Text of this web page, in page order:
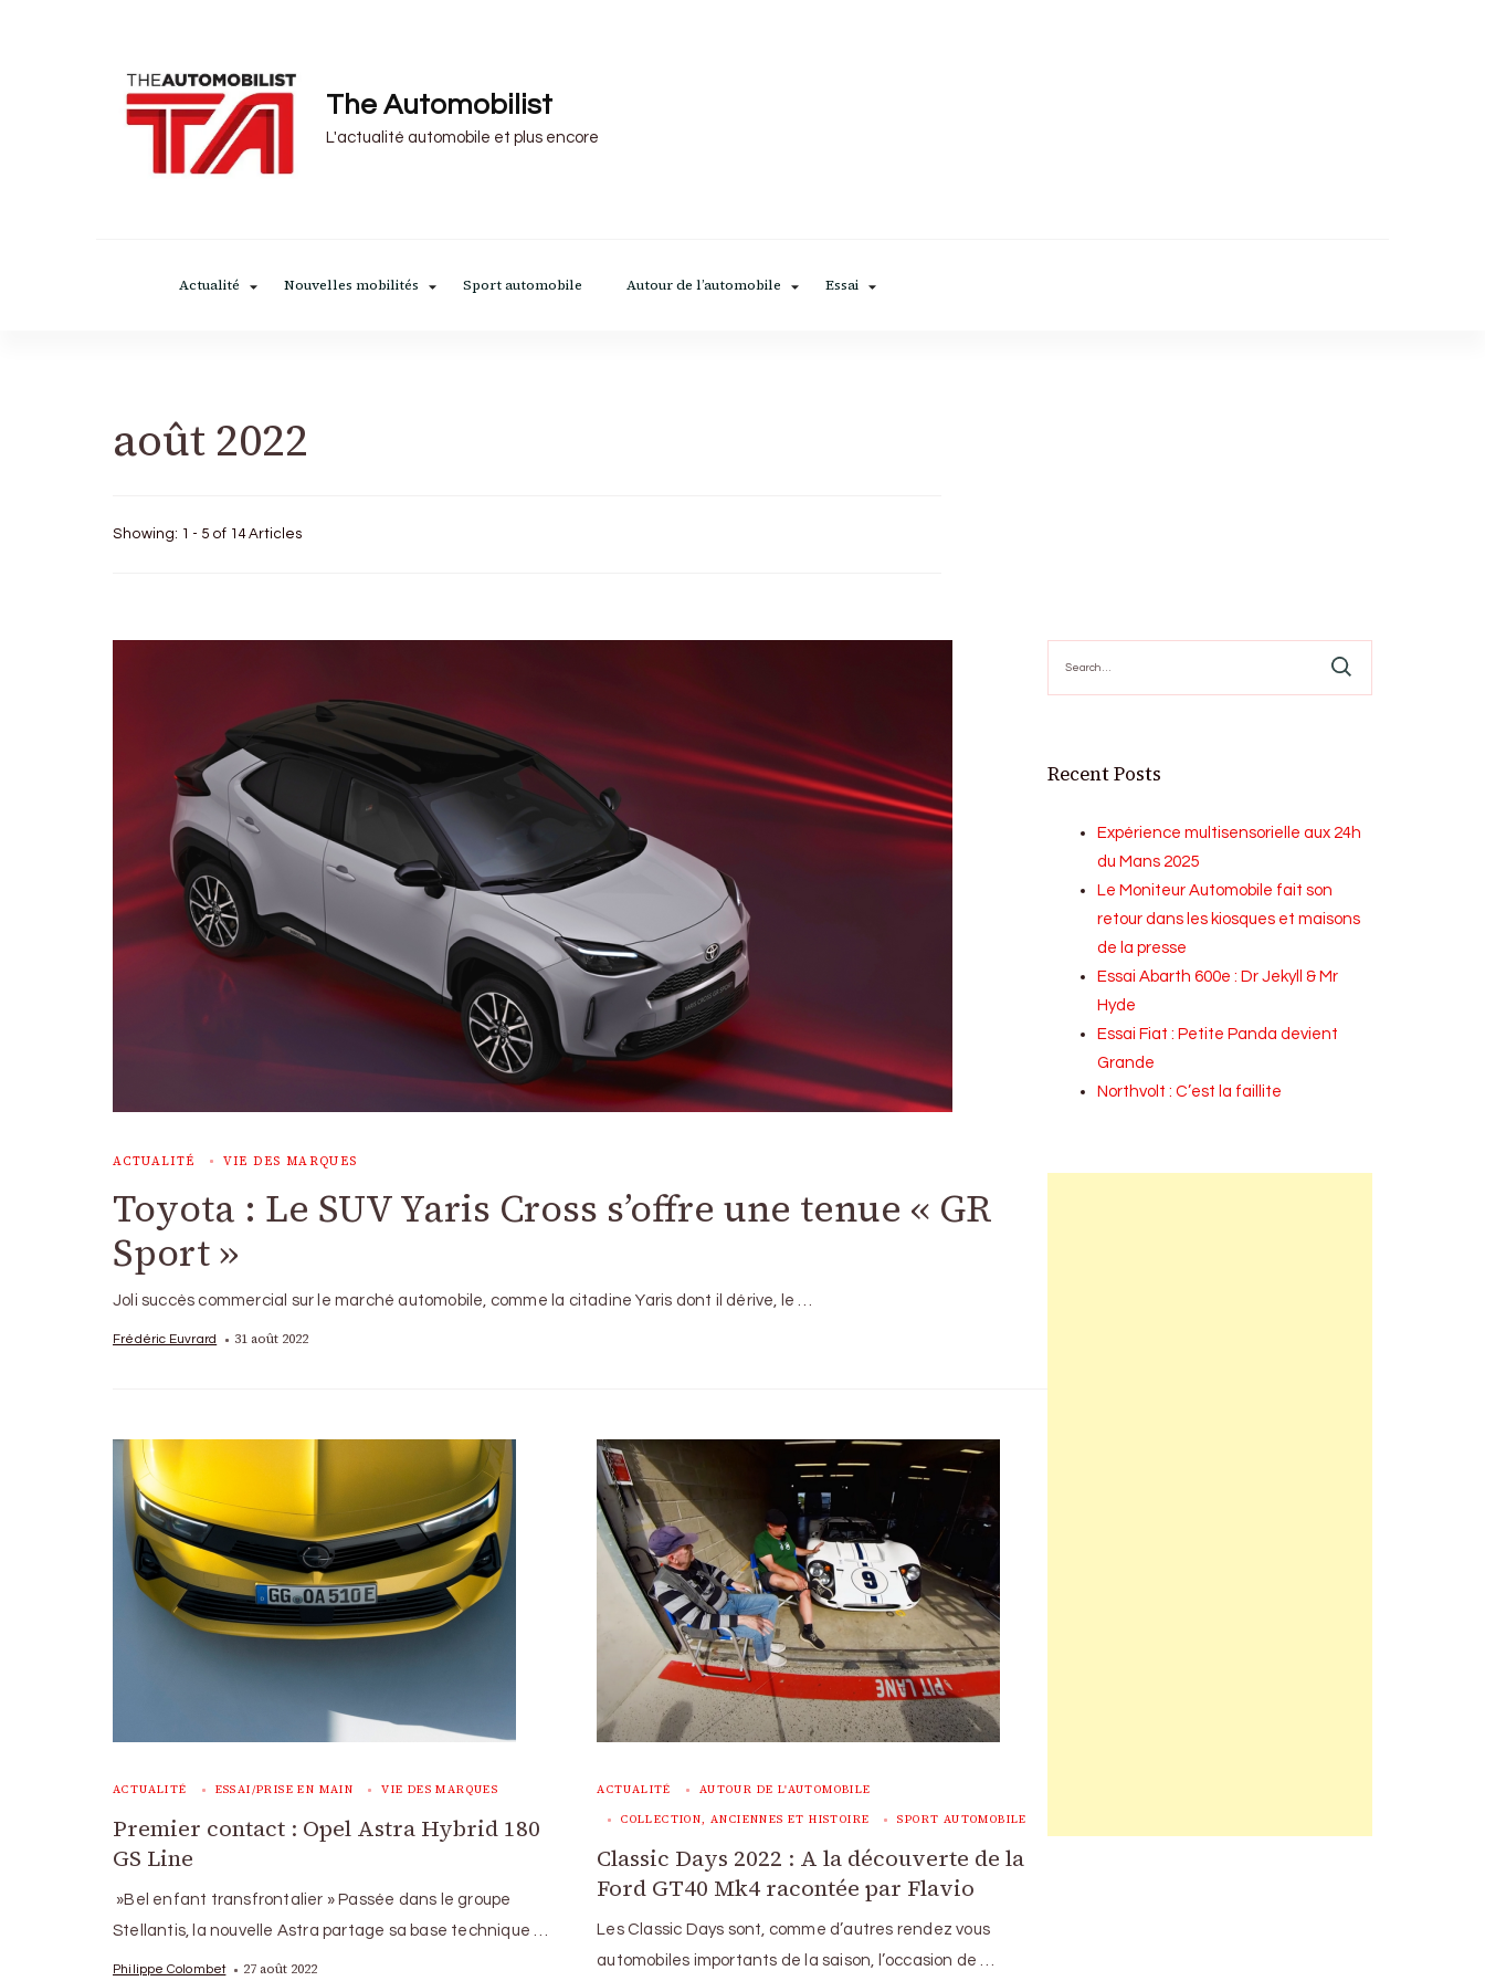
The Automobilist
L'actualité automobile et plus encore
Actualité Nouvelles mobilités Sport automobile Autour de l’automobile Essai
août 2022
Showing: 1 - 5 of 14 Articles
ACTUALITÉ VIE DES MARQUES
Toyota : Le SUV Yaris Cross s’offre une tenue « GR
Sport »
Joli succès commercial sur le marché automobile, comme la citadine Yaris dont il dérive, le …
Frédéric Euvrard 31 août 2022
ACTUALITÉ ESSAI/PRISE EN MAIN VIE DES MARQUES
Premier contact : Opel Astra Hybrid 180
GS Line
»Bel enfant transfrontalier » Passée dans le groupe
Stellantis, la nouvelle Astra partage sa base technique …
Philippe Colombet 27 août 2022
ACTUALITÉ AUTOUR DE L'AUTOMOBILE
COLLECTION, ANCIENNES ET HISTOIRE SPORT AUTOMOBILE
Classic Days 2022 : A la découverte de la
Ford GT40 Mk4 racontée par Flavio
Les Classic Days sont, comme d’autres rendez vous
automobiles importants de la saison, l’occasion de …
for:
Recent Posts
Expérience multisensorielle aux 24h
du Mans 2025
Le Moniteur Automobile fait son
retour dans les kiosques et maisons
de la presse
Essai Abarth 600e : Dr Jekyll & Mr
Hyde
Essai Fiat : Petite Panda devient
Grande
Northvolt : C’est la faillite